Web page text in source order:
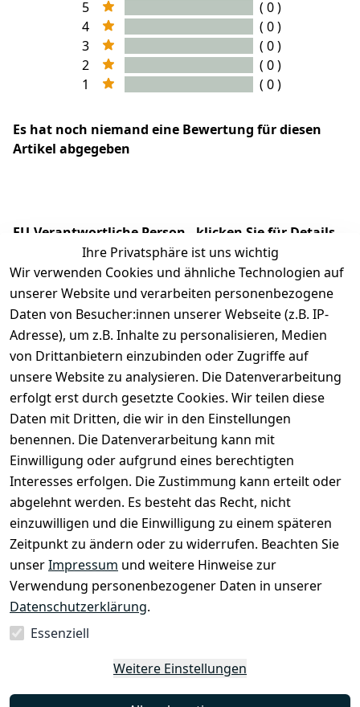
5
( 0 )
4
( 0 )
3
( 0 )
2
( 0 )
1
( 0 )
Es hat noch niemand eine Bewertung für diesen
Artikel abgegeben
EU-Verantwortliche Person - klicken Sie für Details
Ihre Privatsphäre ist uns wichtig
Wir verwenden Cookies und ähnliche Technologien auf
unserer Website und verarbeiten personenbezogene
Daten von Besucher:innen unserer Webseite (z.B. IP-
Adresse), um z.B. Inhalte zu personalisieren, Medien
von Drittanbietern einzubinden oder Zugriffe auf
unsere Website zu analysieren. Die Datenverarbeitung
erfolgt erst durch gesetzte Cookies. Wir teilen diese
Daten mit Dritten, die wir in den Einstellungen
benennen. Die Datenverarbeitung kann mit
Einwilligung oder aufgrund eines berechtigten
Interesses erfolgen. Die Zustimmung kann erteilt oder
abgelehnt werden. Es besteht das Recht, nicht
einzuwilligen und die Einwilligung zu einem späteren
Zeitpunkt zu ändern oder zu widerrufen. Beachten Sie
unserImpressum und weitere Hinweise zur
Verwendung personenbezogener Daten in unserer
Datenschutzerklärung.
Essenziell
Weitere Einstellungen
Rechtliches
Impressum
Datenschutze
rklärung
Barrierefreihe
itserklärung
Widerrufsrec
ht
Services
Registrieren